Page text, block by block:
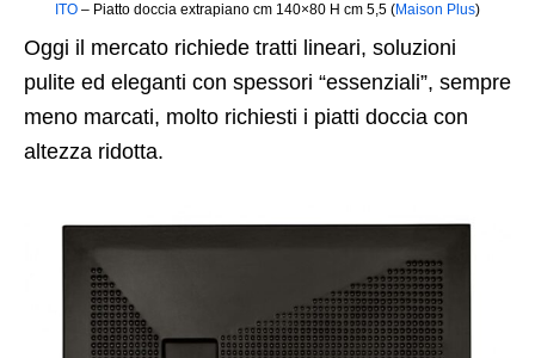
ITO – Piatto doccia extrapiano cm 140×80 H cm 5,5 (Maison Plus)
Oggi il mercato richiede tratti lineari, soluzioni
pulite ed eleganti con spessori “essenziali”, sempre
meno marcati, molto richiesti i piatti doccia con
altezza ridotta.